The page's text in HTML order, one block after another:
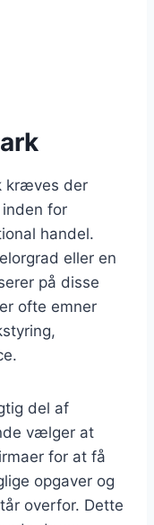
kræves der
for
handel.
eller en
på disse
ofte emner
del af
vælger at
for at få
opgaver og
overfor. Dette